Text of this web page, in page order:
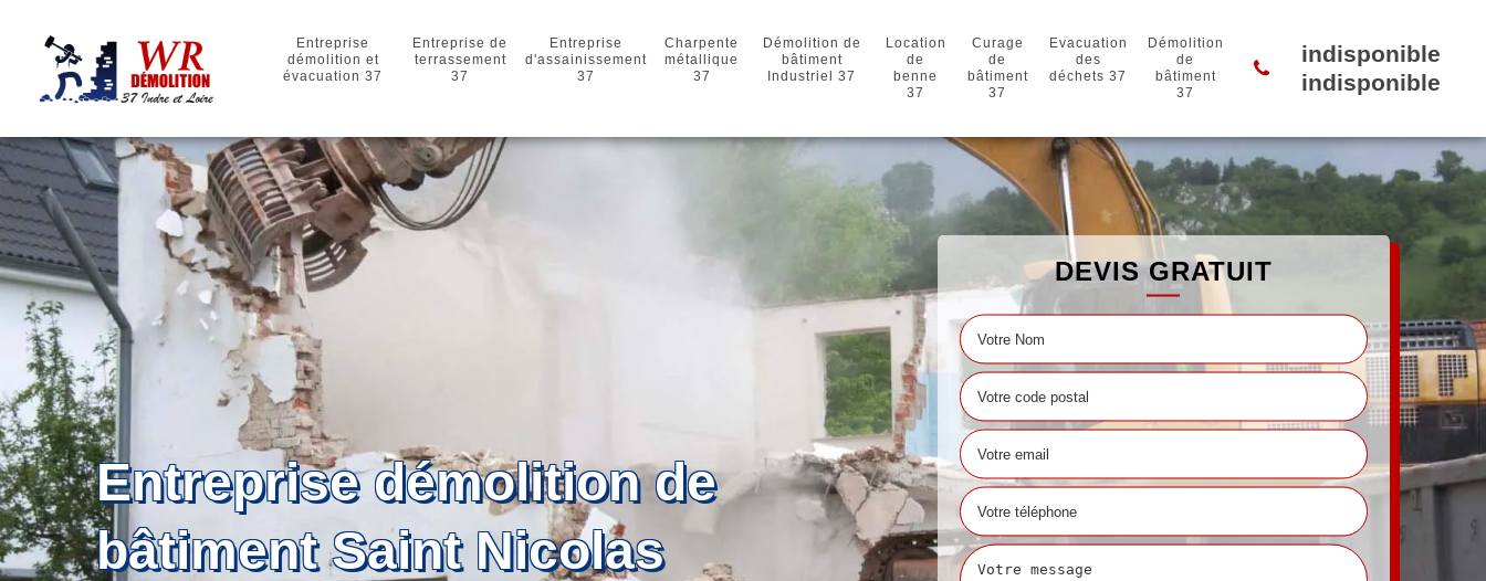
Entreprise
démolition et
évacuation 37
Entreprise de
terrassement
37
Entreprise
d'assainissement
37
Charpente
métallique
37
Démolition de
bâtiment
Industriel 37
Location
de
benne
37
Curage
de
bâtiment
37
Evacuation
des
déchets 37
Démolition
de
bâtiment
37
indisponible
indisponible
Entreprise démolition de
bâtiment Saint Nicolas
DEVIS GRATUIT